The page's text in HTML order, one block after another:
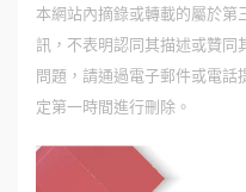
本網站內摘錄或轉載的屬於
訊，不表明認同其描述或贊
問題，請通過電子郵件或電
定第一時間進行刪除。